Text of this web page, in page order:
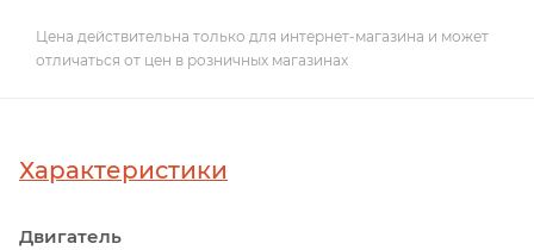
Цена действительна только для интернет-магазина и может
отличаться от цен в розничных магазинах
Характеристики
Двигатель